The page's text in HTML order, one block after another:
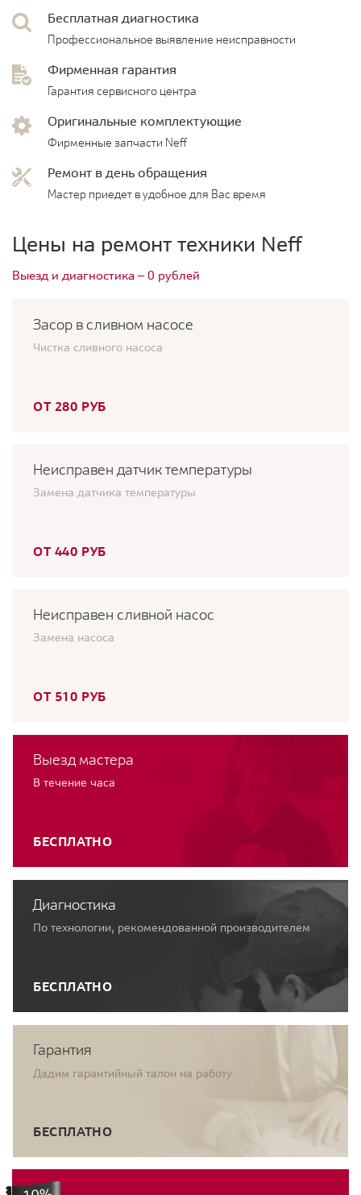
Бесплатная диагностика
Профессиональное выявление неисправности
Фирменная гарантия
Гарантия сервисного центра
Оригинальные комплектующие
Фирменные запчасти Neff
Ремонт в день обращения
Мастер приедет в удобное для Вас время
Цены на ремонт техники Neff
Выезд и диагностика — 0 рублей
Засор в сливном насосе
Чистка сливного насоса
ОТ 280 РУБ
Неисправен датчик температуры
Замена датчика температуры
ОТ 440 РУБ
Неисправен сливной насос
Замена насоса
ОТ 510 РУБ
Выезд мастера
В течение часа
БЕСПЛАТНО
Диагностика
По технологии, рекомендованной производителем
БЕСПЛАТНО
Гарантия
Дадим гарантийный талон на работу
БЕСПЛАТНО